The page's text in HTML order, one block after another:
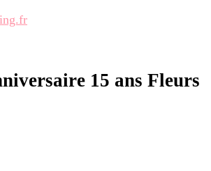
15 ans Fleurs